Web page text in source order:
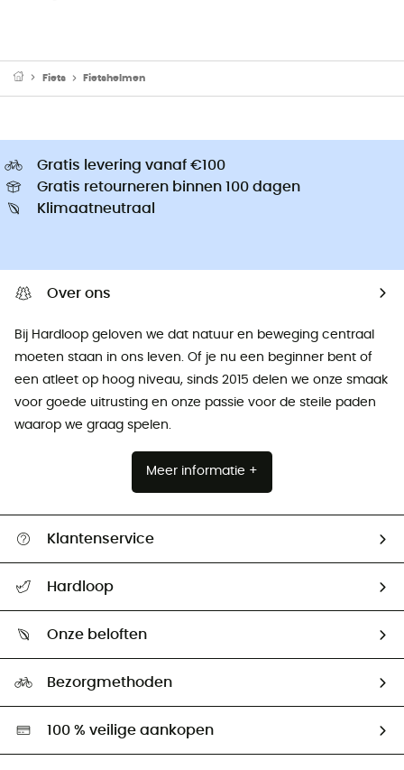
Fiets Fietshelmen
Gratis levering vanaf €100
Gratis retourneren binnen 100 dagen
Klimaatneutraal
Over ons
Bij Hardloop geloven we dat natuur en beweging centraal
moeten staan ​​in ons leven. Of je nu een beginner bent of
een atleet op hoog niveau, sinds 2015 delen we onze smaak
voor goede uitrusting en onze passie voor de steile paden
waarop we graag spelen.
Meer informatie +
Klantenservice
Mijn zending volgen
Retourzendingen & Terugbetalingen
Hardloop
Ambassadeurs
Onze beloften
Hardgreen
Bezorgmethoden
100 % veilige aankopen